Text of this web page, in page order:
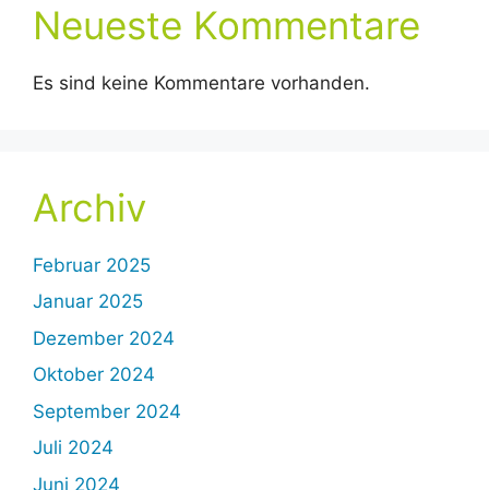
Neueste Kommentare
Es sind keine Kommentare vorhanden.
Archiv
Februar 2025
Januar 2025
Dezember 2024
Oktober 2024
September 2024
Juli 2024
Juni 2024